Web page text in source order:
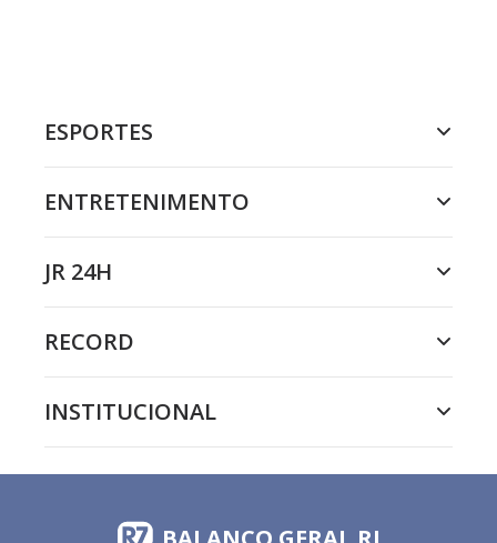
ESPORTES
ENTRETENIMENTO
JR 24H
RECORD
INSTITUCIONAL